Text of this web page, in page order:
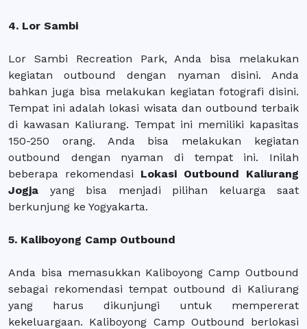
4. Lor Sambi
Lor Sambi Recreation Park, Anda bisa melakukan
kegiatan outbound dengan nyaman disini. Anda
bahkan juga bisa melakukan kegiatan fotografi disini.
Tempat ini adalah lokasi wisata dan outbound terbaik
di kawasan Kaliurang. Tempat ini memiliki kapasitas
150-250 orang. Anda bisa melakukan kegiatan
outbound dengan nyaman di tempat ini. Inilah
beberapa rekomendasi Lokasi Outbound Kaliurang
Jogja yang bisa menjadi pilihan keluarga saat
berkunjung ke Yogyakarta.
5. Kaliboyong Camp Outbound
Anda bisa memasukkan Kaliboyong Camp Outbound
sebagai rekomendasi tempat outbound di Kaliurang
yang harus dikunjungi untuk mempererat
kekeluargaan. Kaliboyong Camp Outbound berlokasi